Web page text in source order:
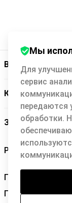
Backit
Кэшбэк-сервис
Заботимся о вас
Правила Backit
Политика
Мы
Для
сервис
передаются
обработки.